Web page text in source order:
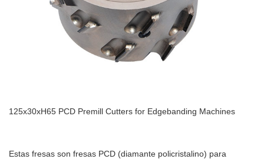
125x30xH65 PCD Premill Cutters for Edgebanding Machines
Estas fresas son fresas PCD (diamante policristalino) para